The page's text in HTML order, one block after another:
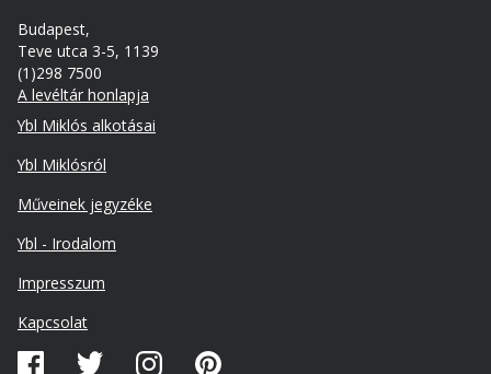
Budapest,
Teve utca 3-5, 1139
(1)298 7500
A levéltár honlapja
Footer
Ybl Miklós alkotásai
Ybl Miklósról
Műveinek jegyzéke
Ybl - Irodalom
Lábléc
másodlagos
Impresszum
Kapcsolat
Közösségi